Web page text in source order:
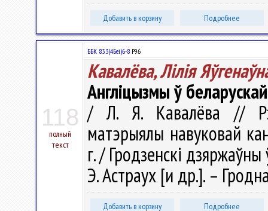
Добавить в корзину Подробнее
118
полный
текст
ББК 83.3(4Беі)6-8 Р96
Кавалёва, Лілія
Англіцызмы ў
/ Л. Я. Кавалёва //
матэрыялы навуковай
г. / Гродзенскi
Э. Астраух [и др.]. –
Добавить в корзину Подробнее